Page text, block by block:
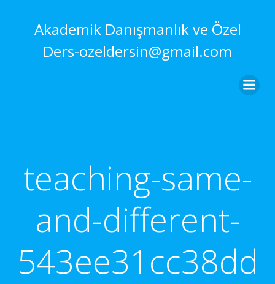
Akademik Danışmanlık ve Özel
Ders-ozeldersin@gmail.com
teaching-same-
and-different-
543ee31cc38dd